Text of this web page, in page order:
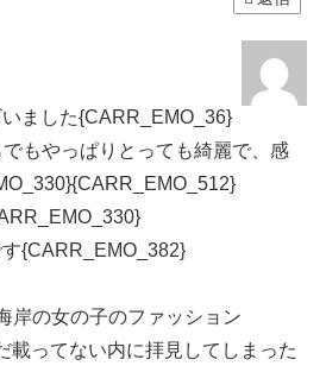
ました{CARR_EMO_36}
もやっぱりとっても綺麗で、感
{CARR_EMO_382}
岸の女の子のファッション
載ってない内に拝見してしまった